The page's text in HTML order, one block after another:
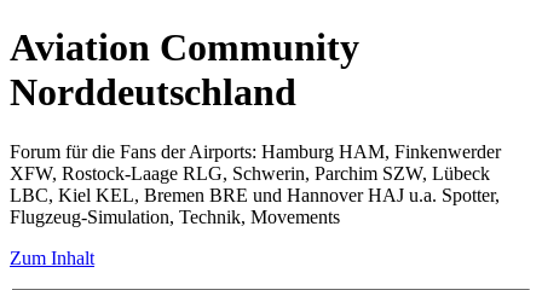
Aviation Community
Norddeutschland
Forum für die Fans der Airports: Hamburg HAM, Finkenwerder
XFW, Rostock-Laage RLG, Schwerin, Parchim SZW, Lübeck
LBC, Kiel KEL, Bremen BRE und Hannover HAJ u.a. Spotter,
Flugzeug-Simulation, Technik, Movements
Zum Inhalt